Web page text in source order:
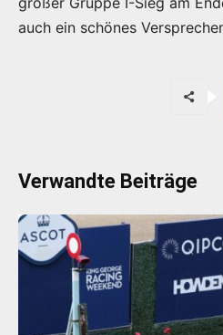
auch ein schönes
Verwandte Beiträge